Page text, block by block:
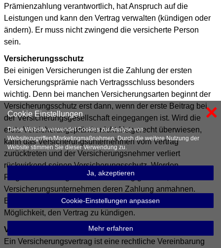
Prämienzahlung verantwortlich, hat Anspruch auf die
Leistungen und kann den Vertrag verwalten (kündigen oder
ändern). Er muss nicht zwingend die versicherte Person
sein.
Versicherungsschutz
Bei einigen Versicherungen ist die Zahlung der ersten
Versicherungsprämie nach Vertragsschluss besonders
wichtig. Denn bei manchen Versicherungsarten beginnt der
Versicherungsschutz erst dann, wenn der erste Beitrag bei
der Versicherungsgesellschaft eingegangen ist. Wird die
erste Versicherungsprämie nicht fristgerecht überwiesen,
kann das Versicherungsunternehmen vom Vertrag
zurücktreten und der Versicherungsnehmer verliert
rückwirkend seinen Versicherungsschutz. Werden
Folgeüberweisungen nicht rechtzeitig geleistet, kann das
Versicherungsunternehmen deren Zahlung anmahnen.
Bleiben die Mahnungen erfolglos, hat der Versicherer die
Möglichkeit, den Vertrag zu kündigen.
Versicherungsvertrag
Ein Versicherungsvertrag ist eine rechtliche Vereinbarung
×
Cookie Einstellungen
Diese Website verwendet Cookies zur Analyse von
Websitezugriffen/Marketingmaßnahmen. Durch die weitere Nutzung der
Website stimmen Sie dieser Verwendung zu.
Ja, akzeptieren
Cookie-Einstellungen anpassen
Mehr erfahren